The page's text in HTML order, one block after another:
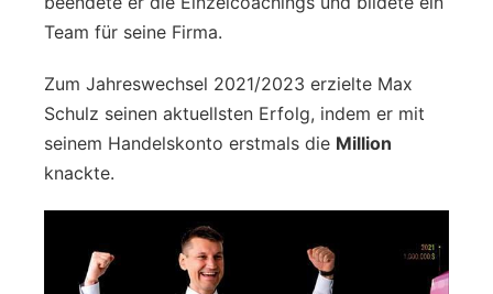
Team für seine Firma.
Zum Jahreswechsel 2021/2023 erzielte Max
Schulz seinen aktuellsten Erfolg, indem er mit
seinem Handelskonto erstmals die Million
knackte.